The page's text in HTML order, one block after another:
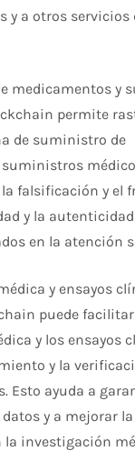
y a otros servicios
medicamentos y
permite
de suministro de
falsificación y el
y la
en la atención
y ensayos
puede
y los ensayos
y la
Esto ayuda a
y a mejorar la
la investigación